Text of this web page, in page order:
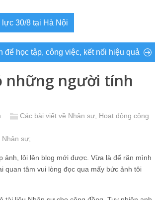
30/8 tại Hà Nội
học tập, công việc, kết nối hiệu quả
những người tính
Các bài viết về Nhân sự Hoạt động cộng
Nhân sự;
ảnh, lôi lên blog mới được. Vừa là để răn mình
quan tâm vui lòng đọc qua mấy bức ảnh tôi